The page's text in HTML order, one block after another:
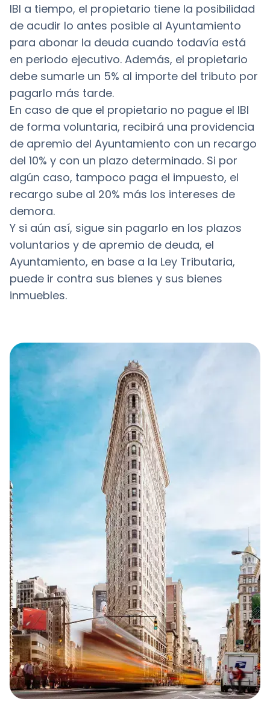
IBI a tiempo, el propietario tiene la posibilidad
de acudir lo antes posible al Ayuntamiento
para abonar la deuda cuando todavía está
en periodo ejecutivo. Además, el propietario
debe sumarle un 5% al importe del tributo por
pagarlo más tarde.
En caso de que el propietario no pague el IBI
de forma voluntaria, recibirá una providencia
de apremio del Ayuntamiento con un recargo
del 10% y con un plazo determinado. Si por
algún caso, tampoco paga el impuesto, el
recargo sube al 20% más los intereses de
demora.
Y si aún así, sigue sin pagarlo en los plazos
voluntarios y de apremio de deuda, el
Ayuntamiento, en base a la Ley Tributaria,
puede ir contra sus bienes y sus bienes
inmuebles.